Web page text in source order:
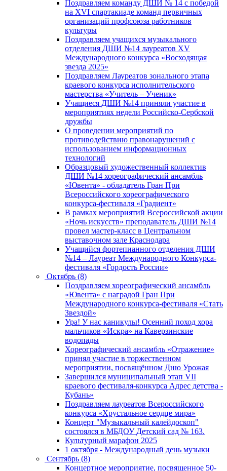
Поздравляем команду ДШИ № 14 с победой
на XVI спартакиаде команд первичных
организаций профсоюза работников
культуры
Поздравляем учащихся музыкального
отделения ДШИ №14 лауреатов XV
Международного конкурса «Восходящая
звезда 2025»
Поздравляем Лауреатов зонального этапа
краевого конкурса исполнительского
мастерства «Учитель – Ученик»
Учащиеся ДШИ №14 приняли участие в
мероприятиях недели Российско-Сербской
дружбы
О проведении мероприятий по
противодействию правонарушений с
использованием информационных
технологий
Образцовый художественный коллектив
ДШИ №14 хореографический ансамбль
«Ювента» - обладатель Гран При
Всероссийского хореографического
конкурса-фестиваля «Градиент»
В рамках мероприятий Всероссийской акции
«Ночь искусств» преподаватель ДШИ №14
провел мастер-класс в Центральном
выставочном зале Краснодара
Учащийся фортепианного отделения ДШИ
№14 – Лауреат Международного Конкурса-
фестиваля «Гордость России»
Октябрь (8)
Поздравляем хореографический ансамбль
«Ювента» с наградой Гран При
Международного конкурса-фестиваля «Стать
Звездой»
Ура! У нас каникулы! Осенний поход хора
мальчиков «Искра» на Каверзинские
водопады
Хореографический ансамбль «Отражение»
принял участие в торжественном
мероприятии, посвящённом Дню Урожая
Завершился муниципальный этап VII
краевого фестиваля-конкурса Адрес детства -
Кубань»
Поздравляем лауреатов Всероссийского
конкурса «Хрустальное сердце мира»
Концерт "Музыкальный калейдоскоп"
состоялся в МБДОУ Детский сад № 163.
Культурный марафон 2025
1 октября - Международный день музыки
Сентябрь (8)
Концертное мероприятие, посвященное 50-